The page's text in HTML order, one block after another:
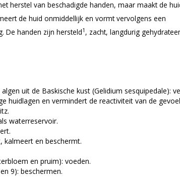
herstel van beschadigde handen, maar maakt de
de huid onmiddellijk en vormt vervolgens een
De handen zijn hersteld1 , zacht, langdurig
uit de Baskische kust (Gelidium sesquipedale):
huidlagen en vermindert de reactiviteit van de
waterreservoir.
kalmeert en beschermt.
en pruim): voeden.
9): beschermen.